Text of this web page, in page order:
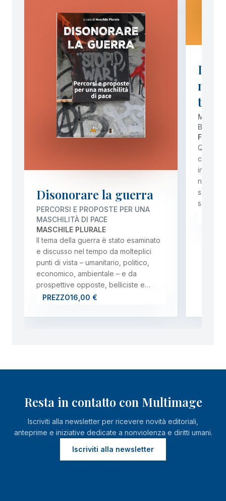
Disonorare la guerra
PERCORSI E PROPOSTE PER UNA
MASCHILITÀ DI PACE
MASCHILE PLURALE
Il tema della guerra è stato esaminato
e discusso nel tempo da molteplici
punti di vista – umanitario, politico,
economico, ambientale – e da
prospettive opposte, belliciste e…
PREZZO16,00 €
Questo
che
salute
Resta in contatto con Multimage
Iscriviti alla newsletter per ricevere novità editoriali,
anteprime e iniziative dedicate a nonviolenza e diritti umani.
Iscriviti alla newsletter